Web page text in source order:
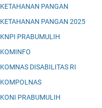
KETAHANAN PANGAN
KETAHANAN PANGAN 2025
KNPI PRABUMULIH
KOMINFO
KOMNAS DISABILITAS RI
KOMPOLNAS
KONI PRABUMULIH